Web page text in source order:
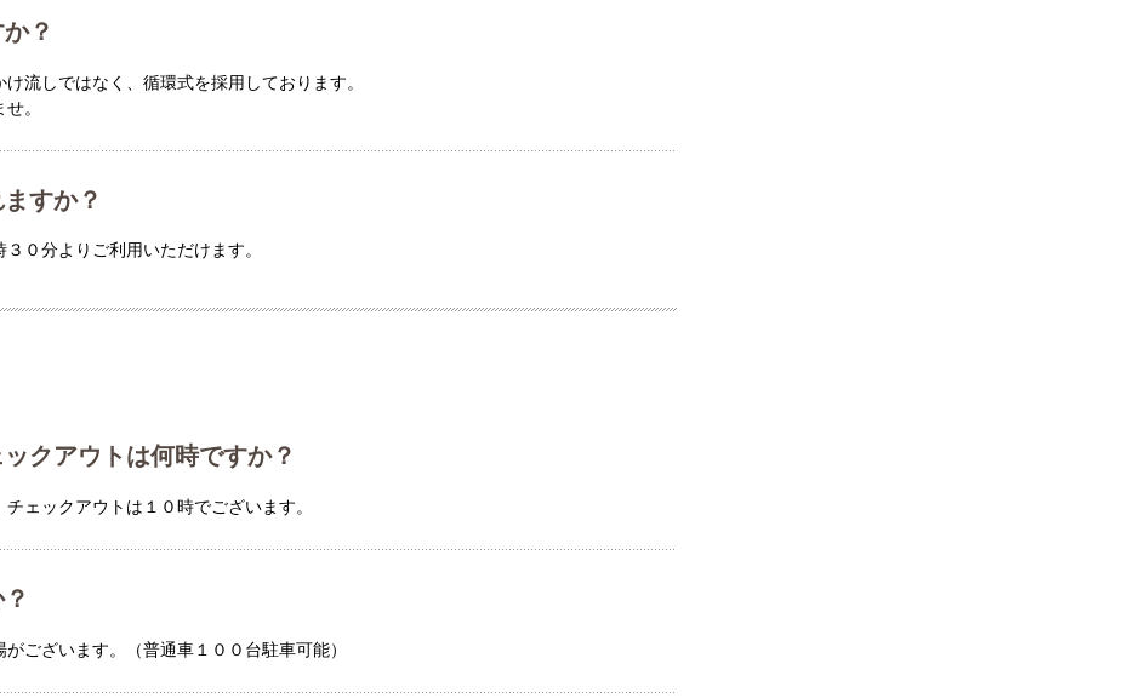
？
流しではなく、循環式を採用しております。
。
すか？
０分よりご利用いただけます。
クアウトは何時ですか？
ェックアウトは１０時でございます。
ございます。（普通車１００台駐車可能）